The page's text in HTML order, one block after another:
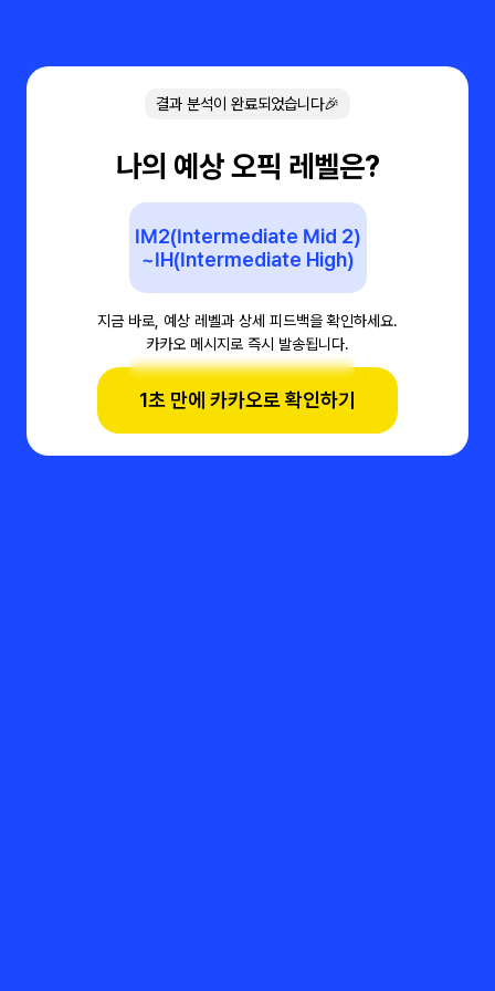
결과 분석이 완료되었습니다🎉
나의 예상 오픽 레벨은?
IM2(Intermediate Mid 2)
~IH(Intermediate High)
지금 바로, 예상 레벨과 상세 피드백을 확인하세요.
카카오 메시지로 즉시 발송됩니다.
1초 만에 카카오로 확인하기